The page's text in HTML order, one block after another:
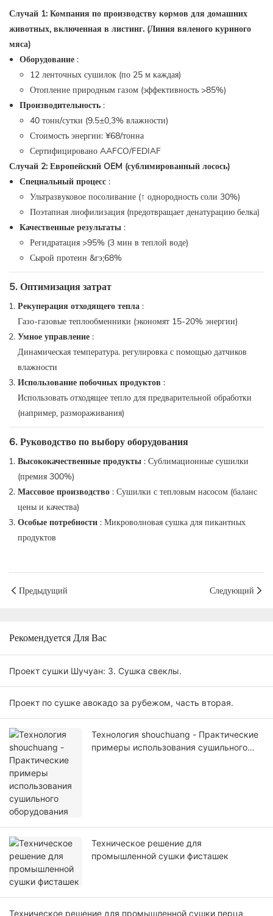
Случай 1: Компания по производству кормов для домашних
животных, включенная в листинг. (Линия вяленого куриного
мяса)
Оборудование :
12 ленточных сушилок (по 25 м каждая)
Отопление природным газом (эффективность >85%)
Производительность :
40 тонн/сутки (9.5±0,3% влажности)
Стоимость энергии: ¥68/тонна
Сертифицировано AAFCO/FEDIAF
Случай 2: Европейский OEM (сублимированный лосось)
Специальный процесс :
Ультразвуковое посоливание (↑ однородность соли 30%)
Поэтапная лиофилизация (предотвращает денатурацию белка)
Качественные результаты :
Регидратация >95% (3 мин в теплой воде)
Сырой протеин &гэ;68%
5. Оптимизация затрат
Рекуперация отходящего тепла :
Газо-газовые теплообменники (экономят 15-20% энергии)
Умное управление :
Динамическая температура. регулировка с помощью датчиков
влажности
Использование побочных продуктов :
Использовать отходящее тепло для предварительной обработки
(например, размораживания)
6. Руководство по выбору оборудования
Высококачественные продукты : Сублимационные сушилки
(премия 300%)
Массовое производство : Сушилки с тепловым насосом (баланс
цены и качества)
Особые потребности : Микроволновая сушка для пикантных
продуктов
Предыдущий Следующий
Рекомендуется Для Вас
Проект сушки Шучуан: 3. Сушка свеклы.
Проект по сушке авокадо за рубежом, часть вторая.
Технология shouchuang - Практические
примеры использования сушильного
Техническое решение для
промышленной сушки фисташек
Техническое решение для промышленной сушки перца